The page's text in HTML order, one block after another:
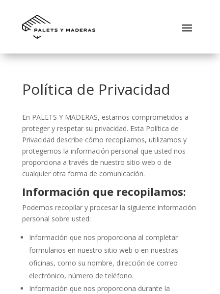
Política de Privacidad
En PALETS Y MADERAS, estamos comprometidos a
proteger y respetar su privacidad. Esta Política de
Privacidad describe cómo recopilamos, utilizamos y
protegemos la información personal que usted nos
proporciona a través de nuestro sitio web o de
cualquier otra forma de comunicación.
Información que recopilamos:
Podemos recopilar y procesar la siguiente información
personal sobre usted:
Información que nos proporciona al completar
formularios en nuestro sitio web o en nuestras
oficinas, como su nombre, dirección de correo
electrónico, número de teléfono.
Información que nos proporciona durante la